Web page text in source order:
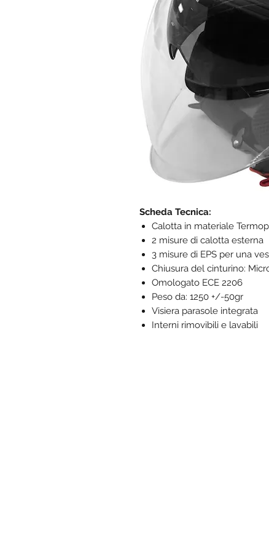
Scheda Tecnica:
Calotta in materiale
2 misure di calotta esterna
3 misure di EPS per una
Chiusura del cinturino:
Omologato ECE 2206
Peso da: 1250 +/-50gr
Visiera parasole integrata
Interni rimovibili e lavabili